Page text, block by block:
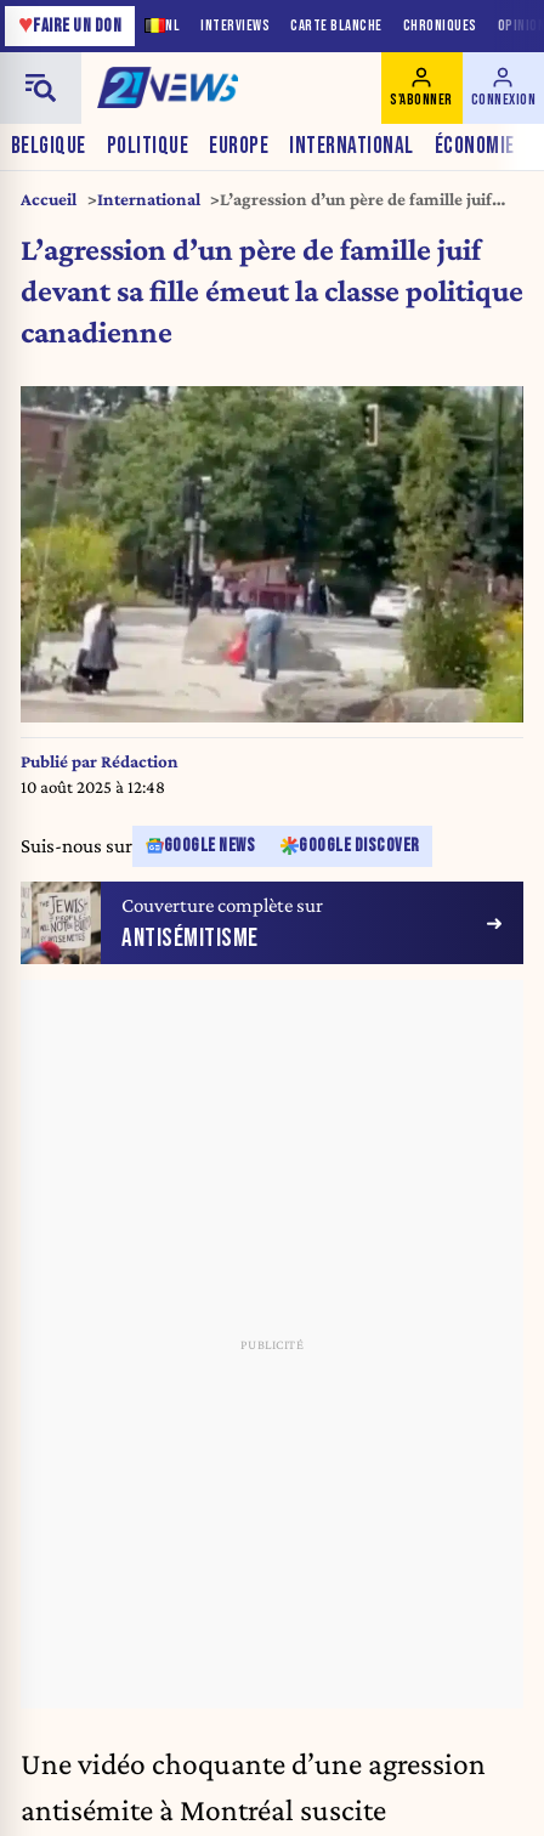
NL INTERVIEWS CARTE BLANCHE CHRONIQUES
♥FAIRE UN DON
BELGIQUE POLITIQUE EUROPE INTERNATIONAL ÉCONOMIE
S'ABONNER CONNEXION
Accueil International
L’agression d’un père de famille juif
canadienne
L’agression d’un père de famille juif
devant sa fille émeut la classe politique
canadienne
Publié parRédaction
10 août 2025 à 12:48
Suis-nous sur GOOGLE NEWS GOOGLE DISCOVER
Couverture complète sur
ANTISÉMITISME
Unevidéo choquante d’une agression
antisémite à Montréal suscite